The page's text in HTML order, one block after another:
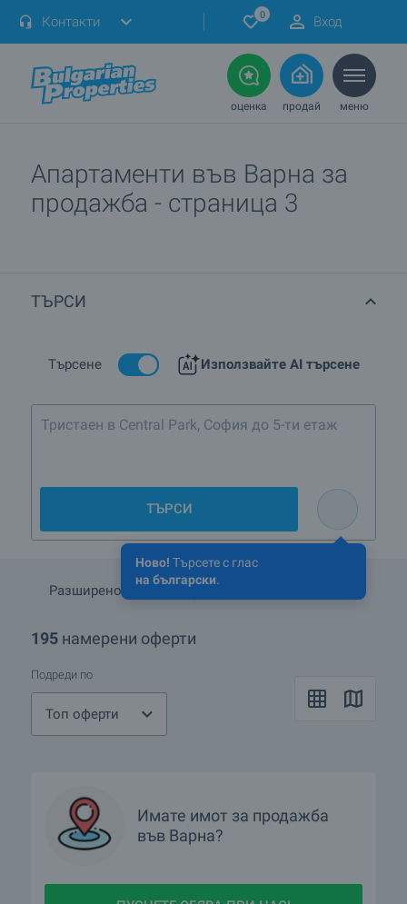
Контакти 0 Вход
оценка продай меню
Апартаменти във Варна за
продажба - страница 3
ТЪРСИ
Търсене Използвайте AI търсене
Ново! Търсете с глас
на български.
Тристаен в Central Park, София до 5-ти етаж
ТЪРСИ
Разширено търсене
195 намерени оферти
Подреди по
Топ оферти
Имате имот за продажба
във Варна?